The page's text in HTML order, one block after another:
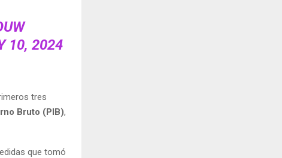
10, 2024
tres
Bruto (PIB),
que tomó